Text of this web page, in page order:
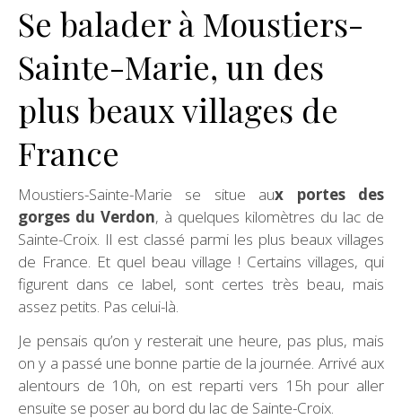
Se balader à Moustiers-
Sainte-Marie, un des
plus beaux villages de
France
Moustiers-Sainte-Marie se situe aux portes des
gorges du Verdon, à quelques kilomètres du lac de
Sainte-Croix. Il est classé parmi les plus beaux villages
de France. Et quel beau village ! Certains villages, qui
figurent dans ce label, sont certes très beau, mais
assez petits. Pas celui-là.
Je pensais qu’on y resterait une heure, pas plus, mais
on y a passé une bonne partie de la journée. Arrivé aux
alentours de 10h, on est reparti vers 15h pour aller
ensuite se poser au bord du lac de Sainte-Croix.